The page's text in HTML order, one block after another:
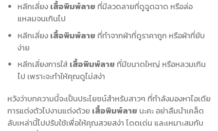
หลีกเลี่ยง เสื้อพิมพ์ลาย ที่มีลวดลายที่ดูฉูดฉาด หรือล่อ
แหลมจนเกินไป
หลีกเลี่ยง เสื้อพิมพ์ลาย ที่ทำจากผ้าที่ดูราคาถูก หรือผ้าที่ยับ
ง่าย
หลีกเลี่ยงการใส่ เสื้อพิมพ์ลาย ที่มีขนาดใหญ่ หรือหลวมเกิน
ไป เพราะจะทำให้คุณดูไม่สง่า
หวังว่าบทความนี้จะเป็นประโยชน์สำหรับสาวๆ ที่กำลังมองหาไอเดีย
การแต่งตัวไปงานแต่งด้วย เสื้อพิมพ์ลาย นะคะ อย่าลืมนำเคล็ด
ลับเหล่านี้ไปปรับใช้เพื่อให้คุณสวยสง่า โดดเด่น และเหมาะสมกับ